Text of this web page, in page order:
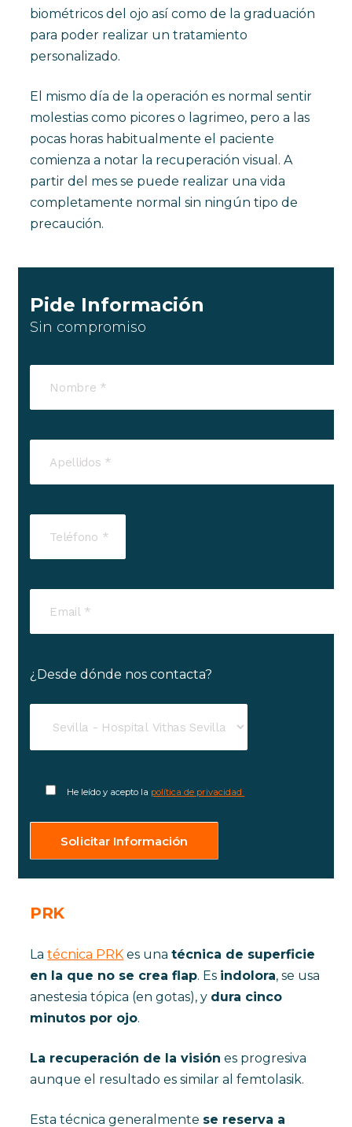
biométricos del ojo así como de la graduación
para poder realizar un tratamiento
personalizado.
El mismo día de la operación es normal sentir
molestias como picores o lagrimeo, pero a las
pocas horas habitualmente el paciente
comienza a notar la recuperación visual. A
partir del mes se puede realizar una vida
completamente normal sin ningún tipo de
precaución.
Pide Información
Sin compromiso
¿Desde dónde nos contacta?
He leído y acepto la política de privacidad
PRK
Latécnica PRK es unatécnica de superficie
en la que no se crea flap. Es indolora, se usa
anestesia tópica (en gotas), y dura cinco
minutos por ojo.
La recuperación de la visión es progresiva
aunque el resultado es similar al femtolasik.
Esta técnica generalmente se reserva a